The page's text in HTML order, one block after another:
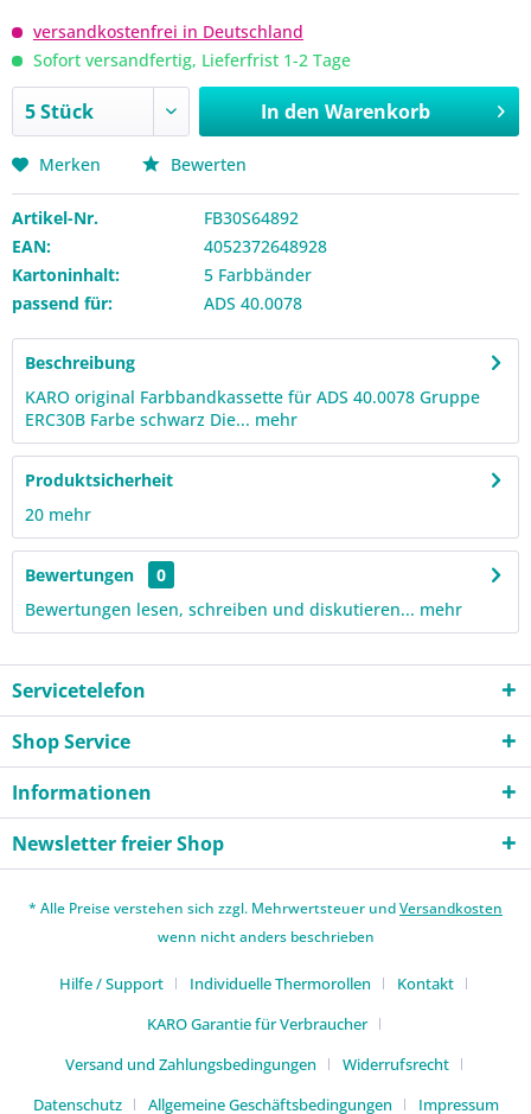
versandkostenfrei in Deutschland
Sofort versandfertig, Lieferfrist 1-2 Tage
In den Warenkorb
Merken Bewerten
Artikel-Nr.
FB30S64892
EAN:
4052372648928
Kartoninhalt:
5 Farbbänder
passend für:
ADS 40.0078
Beschreibung
KARO original Farbbandkassette für ADS 40.0078 Gruppe
ERC30B Farbe schwarz Die... mehr
Produktsicherheit
20 mehr
Bewertungen
0
Bewertungen lesen, schreiben und diskutieren... mehr
Servicetelefon
Shop Service
Informationen
Newsletter freier Shop
* Alle Preise verstehen sich zzgl. Mehrwertsteuer undVersandkosten
wenn nicht anders beschrieben
Hilfe / Support Individuelle Thermorollen
Kontakt
KARO Garantie für Verbraucher
Versand und Zahlungsbedingungen
Widerrufsrecht
Datenschutz
Allgemeine Geschäftsbedingungen Impressum